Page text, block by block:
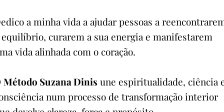
a minha vida a ajudar pessoas a
curarem a sua energia e manifestarem
vida alinhada com o coração.
Método Suzana Dinis une espiritualidade, ciência
num processo de transformação interior